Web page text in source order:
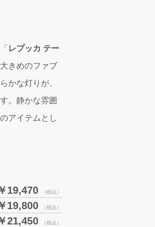
レプッカ テー
きめのファブ
かな灯りが、
。静かな雰囲
アイテムとし
19,470 （税込）
19,800 （税込）
21,450 （税込）